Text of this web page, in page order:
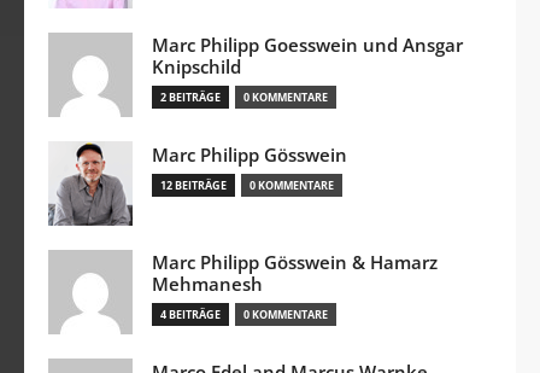
Marc Philipp Goesswein und Ansgar
Knipschild
2 BEITRÄGE 0 KOMMENTARE
Marc Philipp Gösswein
12 BEITRÄGE 0 KOMMENTARE
Marc Philipp Gösswein & Hamarz
Mehmanesh
4 BEITRÄGE 0 KOMMENTARE